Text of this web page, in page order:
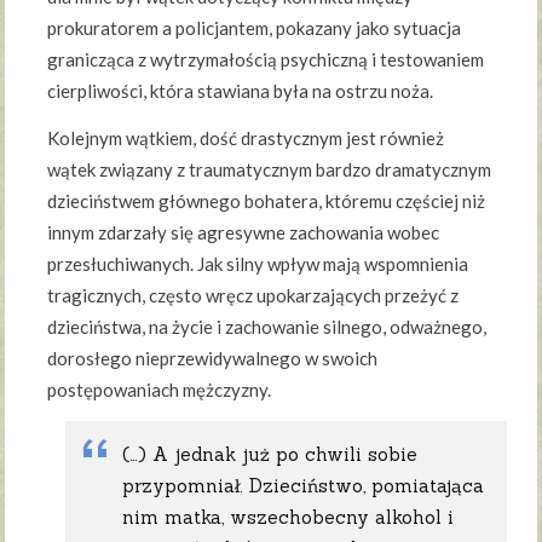
prokuratorem a policjantem, pokazany jako sytuacja
granicząca z wytrzymałością psychiczną i testowaniem
cierpliwości, która stawiana była na ostrzu noża.
Kolejnym wątkiem, dość drastycznym jest również
wątek związany z traumatycznym bardzo dramatycznym
dzieciństwem głównego bohatera, któremu częściej niż
innym zdarzały się agresywne zachowania wobec
przesłuchiwanych. Jak silny wpływ mają wspomnienia
tragicznych, często wręcz upokarzających przeżyć z
dzieciństwa, na życie i zachowanie silnego, odważnego,
dorosłego nieprzewidywalnego w swoich
postępowaniach mężczyzny.
(…) A jednak już po chwili sobie
przypomniał. Dzieciństwo, pomiatająca
nim matka, wszechobecny alkohol i